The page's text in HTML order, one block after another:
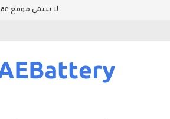
لا ينتمي موقع UAEbattery.ae إلى أي علامة تجارية للمعدات الأصلية. وأسماء العلامات التجارية والطرازات المدرجة في هذا الموقع فقط لإظهار توافق المنتجات والمعدات.